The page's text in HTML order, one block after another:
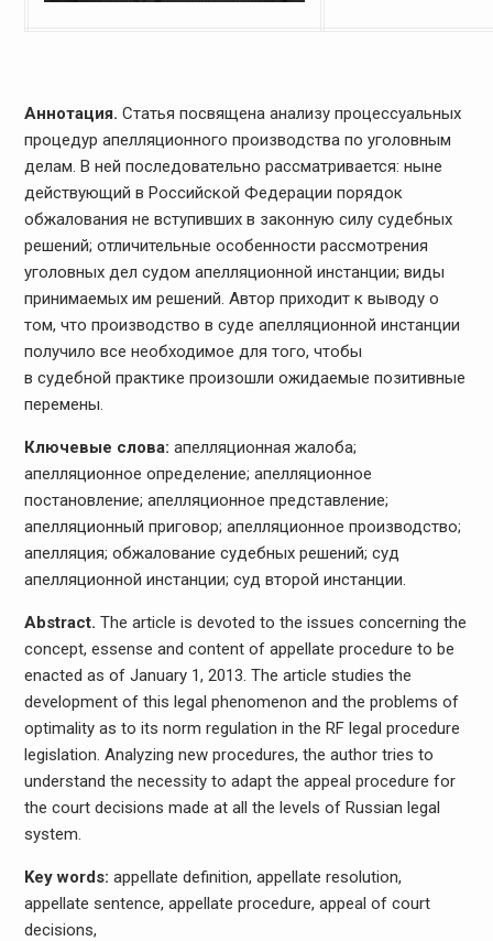
Аннотация. Статья посвящена анализу процессуальных
процедур апелляционного производства по уголовным
делам. В ней последовательно рассматривается: ныне
действующий в Российской Федерации порядок
обжалования не вступивших в законную силу судебных
решений; отличительные особенности рассмотрения
уголовных дел судом апелляционной инстанции; виды
принимаемых им решений. Автор приходит к выводу о
том, что производство в суде апелляционной инстанции
получило все необходимое для того, чтобы
в судебной практике произошли ожидаемые позитивные
перемены.
Ключевые слова: апелляционная жалоба;
апелляционное определение; апелляционное
постановление; апелляционное представление;
апелляционный приговор; апелляционное производство;
апелляция; обжалование судебных решений; суд
апелляционной инстанции; суд второй инстанции.
Abstract. The article is devoted to the issues concerning the
concept, essense and content of appellate procedure to be
enacted as of January 1, 2013. The article studies the
development of this legal phenomenon and the problems of
optimality as to its norm regulation in the RF legal procedure
legislation. Analyzing new procedures, the author tries to
understand the necessity to adapt the appeal procedure for
the court decisions made at all the levels of Russian legal
system.
Key words: appellate definition, appellate resolution,
appellate sentence, appellate procedure, appeal of court
decisions,